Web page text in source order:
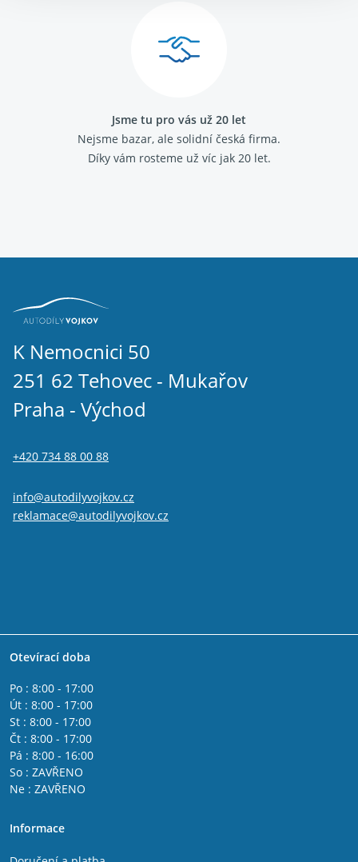
Jsme tu pro vás už 20 let
Nejsme bazar, ale solidní česká firma.
Díky vám rosteme už víc jak 20 let.
K Nemocnici 50
251 62 Tehovec - Mukařov
Praha - Východ
+420 734 88 00 88
info@autodilyvojkov.cz
reklamace@autodilyvojkov.cz
Otevírací doba
Po : 8:00 - 17:00
Út : 8:00 - 17:00
St : 8:00 - 17:00
Čt : 8:00 - 17:00
Pá : 8:00 - 16:00
So : ZAVŘENO
Ne : ZAVŘENO
Informace